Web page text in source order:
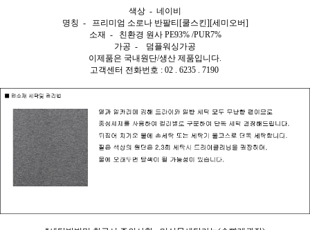
색상 - 네이비
명칭 - 프리미엄 소로나 반팔티[쿨스킨][세미오버]
소재 - 친환경 원사 PE93% /PUR7%
가공 - 덤플워싱가공
이제품은 국내원단/생산 제품입니다.
고객센터 전화번호 : 02 . 6235 . 7190